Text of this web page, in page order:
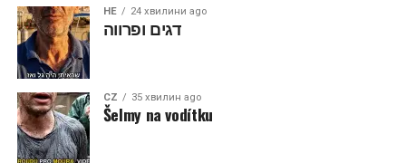
HE 24 хвилини ago
דגים ופרווה
CZ 35 хвилин ago
Šelmy na vodítku